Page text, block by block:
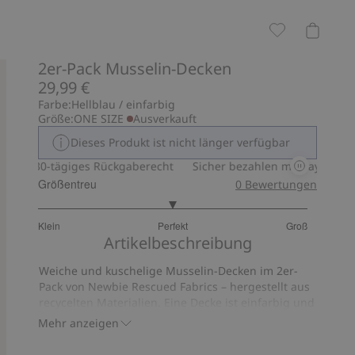
2er-Pack Musselin-Decken
29,99 €
Farbe:Hellblau / einfarbig
Größe:ONE SIZE
Ausverkauft
Dieses Produkt ist nicht länger verfügbar
30-tägiges Rückgaberecht Sicher bezahlen mit PayPal &
Größentreu
Klein Perfekt Groß
von
7
Bewertungen
0 Bewertungen
Artikelbeschreibung
Mehr anzeigen
Weiche und kuschelige Musselin-Decken im 2er-
Pack von Newbie Rescued Fabrics – hergestellt aus
die andere gemustert. Niedliche Babydecke mit
Newbie-Label, hergestellt aus weicher